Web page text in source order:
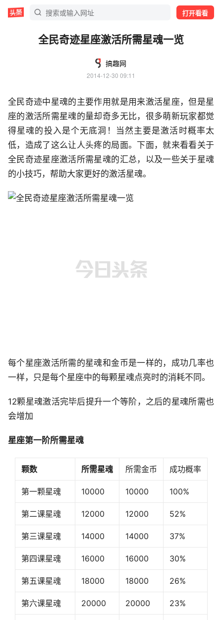
打开看看
全民奇迹星座激活所需星魂一览
搞趣网
2014-12-30 09:11
全民奇迹中星魂的主要作用就是用来激活星座，但是星
座的激活所需星魂的量却奇多无比，很多萌新玩家都觉
得星魂的投入是个无底洞！当然主要是激活时概率太
低，造成了这么让人头疼的局面。下面，就来看看关于
全民奇迹星座激活所需星魂的汇总，以及一些关于星魂
的小技巧，帮助大家更好的激活星魂。
每个星座激活所需的星魂和金币是一样的，成功几率也
一样，只是每个星座中的每颗星魂点亮时的消耗不同。
12颗星魂激活完毕后提升一个等阶，之后的星魂所需也
会增加
星座第一阶所需星魂
颗数 所需星魂 所需金币 成功概率
第一颗星魂 10000 10000 100%
第二课星魂 12000 12000 52%
第三课星魂 14000 14000 37%
第四课星魂 16000 16000 30%
第五课星魂 18000 18000 26%
第六课星魂 20000 20000 23%